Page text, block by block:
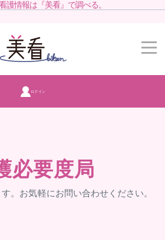
護情報は『美看』で調べる。
ログイン
必要度局
。お気軽にお問い合わせください。